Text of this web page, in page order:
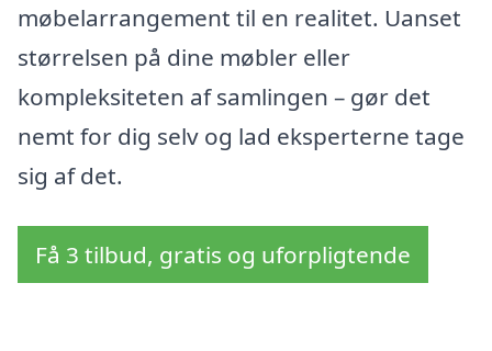
møbelarrangement til en realitet. Uanset
størrelsen på dine møbler eller
kompleksiteten af samlingen – gør det
nemt for dig selv og lad eksperterne tage
sig af det.
Få 3 tilbud, gratis og uforpligtende